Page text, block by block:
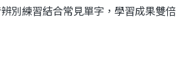
別練習結合常見單字，學習成果雙倍